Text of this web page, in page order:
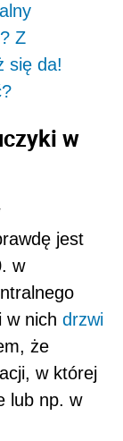
Z
się da!
w
jest
w
w nich drzwi
że
w której
lub np. w